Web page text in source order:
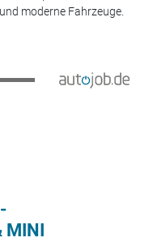
moderne Fahrzeuge.